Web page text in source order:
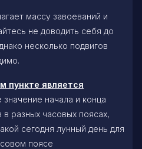
массу завоеваний и
не доводить себя до
несколько подвигов
пункте является
значение начала и конца
в разных часовых поясах,
сегодня лунный день для
поясе